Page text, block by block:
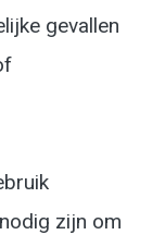
gevallen
zijn om